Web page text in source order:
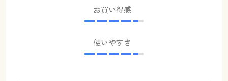
お買い得感
使いやすさ